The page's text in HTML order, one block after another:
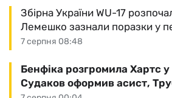
7 серпня 08:48
Збірна України WU-17
Лемешко зазнали поразки у
Бенфіка розгромила Хартс у
Судаков оформив асист,